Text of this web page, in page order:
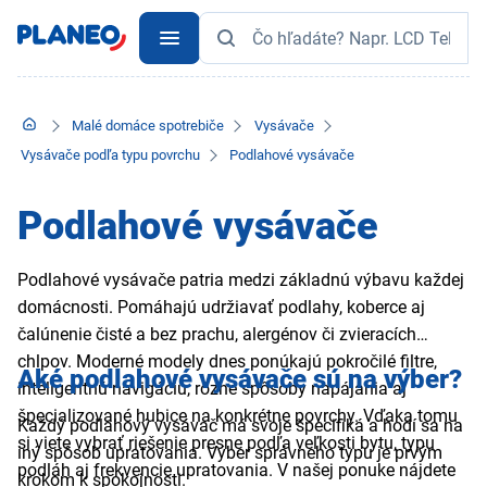
Malé domáce spotrebiče
Vysávače
Vysávače podľa typu povrchu
Podlahové vysávače
Podlahové vysávače
Podlahové vysávače patria medzi základnú výbavu každej
domácnosti. Pomáhajú udržiavať podlahy, koberce aj
čalúnenie čisté a bez prachu, alergénov či zvieracích
chlpov. Moderné modely dnes ponúkajú pokročilé filtre,
inteligentnú navigáciu, rôzne spôsoby napájania aj
špecializované hubice na konkrétne povrchy. Vďaka tomu
si viete vybrať riešenie presne podľa veľkosti bytu, typu
podláh aj frekvencie upratovania. V našej ponuke nájdete
Aké podlahové vysávače sú na výber?
Každý podlahový vysávač má svoje špecifiká a hodí sa na
iný spôsob upratovania. Výber správneho typu je prvým
krokom k spokojnosti.